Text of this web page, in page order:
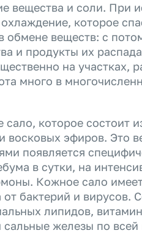
вещества и соли. При
которое
обмене веществ: с
и продукты их
на участках,
много в
которое состоит
восковых эфиров. Это
появляется
в сутки, на
Кожное сало
бактерий и вирусов.
липидов,
железы по всей